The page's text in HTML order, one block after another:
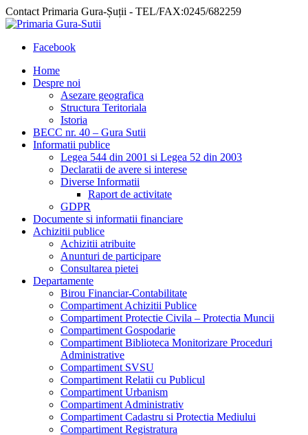
Contact Primaria Gura-Șuții - TEL/FAX:0245/682259
Facebook
Home
Despre noi
Asezare geografica
Structura Teritoriala
Istoria
BECC nr. 40 – Gura Sutii
Informatii publice
Legea 544 din 2001 si Legea 52 din 2003
Declaratii de avere si interese
Diverse Informatii
Raport de activitate
GDPR
Documente si informatii financiare
Achizitii publice
Achizitii atribuite
Anunturi de participare
Consultarea pietei
Departamente
Birou Financiar-Contabilitate
Compartiment Achizitii Publice
Compartiment Protectie Civila – Protectia Muncii
Compartiment Gospodarie
Compartiment Biblioteca Monitorizare Proceduri
Administrative
Compartiment SVSU
Compartiment Relatii cu Publicul
Compartiment Urbanism
Compartiment Administrativ
Compartiment Cadastru si Protectia Mediului
Compartiment Registratura